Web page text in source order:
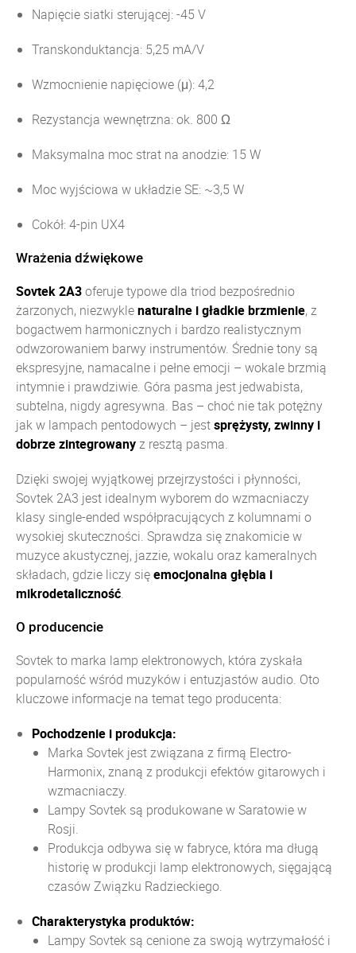
Napięcie siatki sterującej: -45 V
Transkonduktancja: 5,25 mA/V
Wzmocnienie napięciowe (μ): 4,2
Rezystancja wewnętrzna: ok. 800 Ω
Maksymalna moc strat na anodzie: 15 W
Moc wyjściowa w układzie SE: ~3,5 W
Cokół: 4-pin UX4
Wrażenia dźwiękowe
Sovtek 2A3oferuje typowe dla triod bezpośrednio
żarzonych, niezwyklenaturalne i gładkie brzmienie, z
bogactwem harmonicznych i bardzo realistycznym
odwzorowaniem barwy instrumentów. Średnie tony są
ekspresyjne, namacalne i pełne emocji – wokale brzmią
intymnie i prawdziwie. Góra pasma jest jedwabista,
subtelna, nigdy agresywna. Bas – choć nie tak potężny
jak w lampach pentodowych – jestsprężysty, zwinny i
dobrze zintegrowanyz resztą pasma.
Dzięki swojej wyjątkowej przejrzystości i płynności,
Sovtek 2A3 jest idealnym wyborem do wzmacniaczy
klasy single-ended współpracujących z kolumnami o
wysokiej skuteczności. Sprawdza się znakomicie w
muzyce akustycznej, jazzie, wokalu oraz kameralnych
składach, gdzie liczy sięemocjonalna głębia i
mikrodetaliczność.
O producencie
Sovtek to marka lamp elektronowych, która zyskała
popularność wśród muzyków i entuzjastów audio. Oto
kluczowe informacje na temat tego producenta:
Pochodzenie i produkcja:
Marka Sovtek jest związana z firmą Electro-
Harmonix, znaną z produkcji efektów gitarowych i
wzmacniaczy.
Lampy Sovtek są produkowane w Saratowie w
Rosji.
Produkcja odbywa się w fabryce, która ma długą
historię w produkcji lamp elektronowych, sięgającą
czasów Związku Radzieckiego.
Charakterystyka produktów:
Lampy Sovtek są cenione za swoją wytrzymałość i